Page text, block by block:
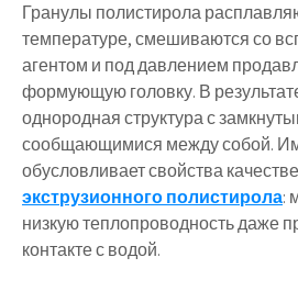
Гранулы полистирола
температуре, смешиваются со
агентом и под давлением
формующую головку. В
однородная структура с
сообщающимися между собой.
обусловливает свойства
экструзионного полистирола:
низкую теплопроводность даже
контакте с водой.